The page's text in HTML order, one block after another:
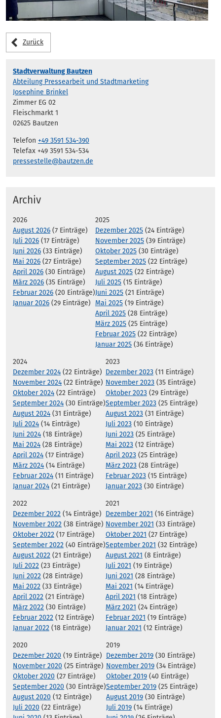
Zurück
Stadtverwaltung Bautzen
Abteilung Pressearbeit und Stadtmarketing
Josephine Brinkel
Zimmer EG 02
Fleischmarkt 1
02625 Bautzen
Telefon +49 3591 534-390
Telefax +49 3591 534-534
pressestelle@bautzen.de
Archiv
2026
August 2026 (7 Einträge)
Juli 2026 (17 Einträge)
Juni 2026 (33 Einträge)
Mai 2026 (27 Einträge)
April 2026 (30 Einträge)
März 2026 (35 Einträge)
Februar 2026 (20 Einträge)
Januar 2026 (29 Einträge)
2025
Dezember 2025 (24 Einträge)
November 2025 (39 Einträge)
Oktober 2025 (30 Einträge)
September 2025 (22 Einträge)
August 2025 (22 Einträge)
Juli 2025 (15 Einträge)
Juni 2025 (21 Einträge)
Mai 2025 (19 Einträge)
April 2025 (28 Einträge)
März 2025 (25 Einträge)
Februar 2025 (22 Einträge)
Januar 2025 (36 Einträge)
2024
Dezember 2024 (22 Einträge)
November 2024 (22 Einträge)
Oktober 2024 (22 Einträge)
September 2024 (30 Einträge)
August 2024 (31 Einträge)
Juli 2024 (14 Einträge)
Juni 2024 (18 Einträge)
Mai 2024 (28 Einträge)
April 2024 (17 Einträge)
März 2024 (14 Einträge)
Februar 2024 (11 Einträge)
Januar 2024 (21 Einträge)
2023
Dezember 2023 (11 Einträge)
November 2023 (35 Einträge)
Oktober 2023 (29 Einträge)
September 2023 (25 Einträge)
August 2023 (31 Einträge)
Juli 2023 (10 Einträge)
Juni 2023 (25 Einträge)
Mai 2023 (12 Einträge)
April 2023 (25 Einträge)
März 2023 (28 Einträge)
Februar 2023 (15 Einträge)
Januar 2023 (30 Einträge)
2022
Dezember 2022 (14 Einträge)
November 2022 (38 Einträge)
Oktober 2022 (17 Einträge)
September 2022 (40 Einträge)
August 2022 (21 Einträge)
Juli 2022 (23 Einträge)
Juni 2022 (28 Einträge)
Mai 2022 (33 Einträge)
April 2022 (21 Einträge)
März 2022 (30 Einträge)
Februar 2022 (12 Einträge)
Januar 2022 (18 Einträge)
2021
Dezember 2021 (16 Einträge)
November 2021 (33 Einträge)
Oktober 2021 (27 Einträge)
September 2021 (32 Einträge)
August 2021 (8 Einträge)
Juli 2021 (19 Einträge)
Juni 2021 (28 Einträge)
Mai 2021 (14 Einträge)
April 2021 (18 Einträge)
März 2021 (24 Einträge)
Februar 2021 (19 Einträge)
Januar 2021 (12 Einträge)
2020
Dezember 2020 (19 Einträge)
November 2020 (25 Einträge)
Oktober 2020 (27 Einträge)
September 2020 (30 Einträge)
August 2020 (12 Einträge)
Juli 2020 (22 Einträge)
2019
Dezember 2019 (30 Einträge)
November 2019 (34 Einträge)
Oktober 2019 (40 Einträge)
September 2019 (25 Einträge)
August 2019 (30 Einträge)
Juli 2019 (14 Einträge)